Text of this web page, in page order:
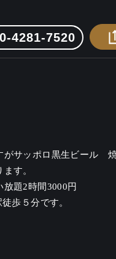
4281-7520
サッポロ黒生ビール　
す。
題2時間3000円
歩５分です。